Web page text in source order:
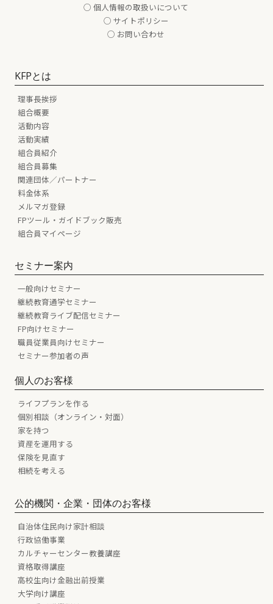
○ 個人情報の取扱いについて
○ サイトポリシー
○ お問い合わせ
KFPとは
理事長挨拶
組合概要
活動内容
活動実績
組合員紹介
組合員募集
関連団体／パートナー
料金体系
メルマガ登録
FPツール・ガイドブック販売
組合員マイページ
セミナー案内
一般向けセミナー
継続教育通学セミナー
継続教育ライブ配信セミナー
FP向けセミナー
職員従業員向けセミナー
セミナー参加者の声
個人のお客様
ライフプランを作る
個別相談（オンライン・対面）
家を持つ
資産を運用する
保険を見直す
相続を考える
公的機関・企業・団体のお客様
自治体住民向け家計相談
行政協働事業
カルチャーセンター教養講座
資格取得講座
高校生向け金融出前授業
大学向け講座